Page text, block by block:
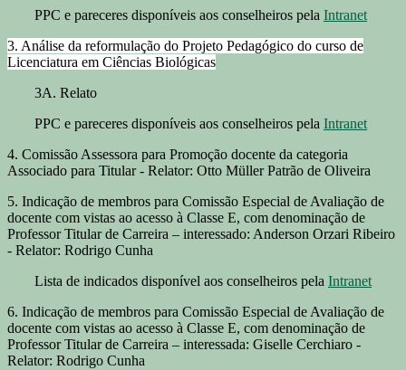
PPC e pareceres disponíveis aos conselheiros pela Intranet
3. Análise da reformulação do Projeto Pedagógico do curso de
Licenciatura em Ciências Biológicas
3A. Relato
PPC e pareceres disponíveis aos conselheiros pela Intranet
4. Comissão Assessora para Promoção docente da categoria
Associado para Titular - Relator: Otto Müller Patrão de Oliveira
5. Indicação de membros para Comissão Especial de Avaliação de
docente com vistas ao acesso à Classe E, com denominação de
Professor Titular de Carreira – interessado: Anderson Orzari Ribeiro
- Relator: Rodrigo Cunha
Lista de indicados disponível aos conselheiros pela Intranet
6. Indicação de membros para Comissão Especial de Avaliação de
docente com vistas ao acesso à Classe E, com denominação de
Professor Titular de Carreira – interessada: Giselle Cerchiaro -
Relator: Rodrigo Cunha